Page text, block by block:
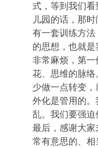
式，等到我们
儿园的话，那
有一套训练方
的思想，也就
非常麻烦，第
花、思维的脉
少做一点转变
外化是管用的
乱。我们要强
最后，感谢大
常有意思的、